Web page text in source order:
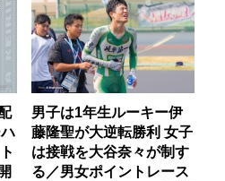
男子は1年生ルーキー伊
藤隆聖が大逆転勝利 女子
は接戦を大谷奈々が制す
る／男女ポイントレース